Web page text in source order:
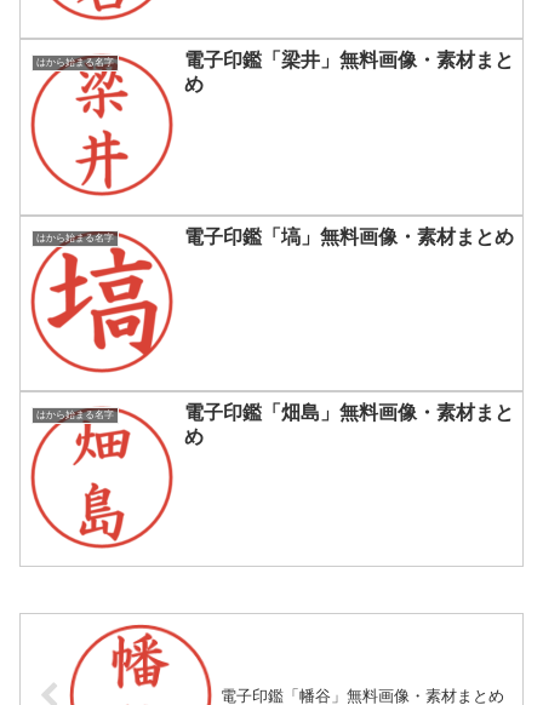
はから始まる名字
電子印鑑「梁井」無料画像・素材まと
め
はから始まる名字 電子印鑑「塙」無料画像・素材まとめ
はから始まる名字
電子印鑑「畑島」無料画像・素材まと
め
電子印鑑「幡谷」無料画像・素材まとめ